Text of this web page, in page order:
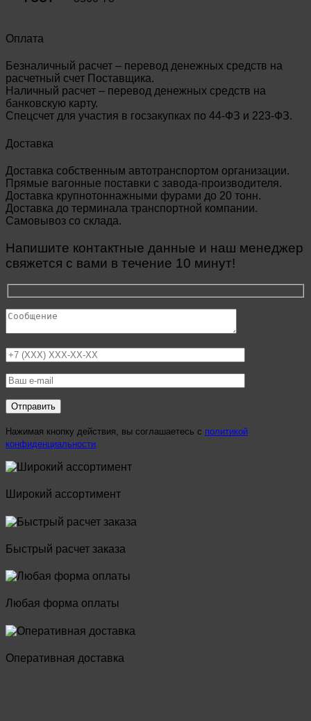
Оплата
Безналичный расчет – перевод денежных средств на
расчетный счет Поставщика.
Наличный расчет – перевод денежных средств на
банковскую карту.
Спецсчет для участия в госзакупках по 44-ФЗ и 223-ФЗ.
Доставка
Доставка собственным автотранспортом организации.
Прямые вагонные поставки с завода-производителя.
Доставка крупнотоннажными фурами до 20 тонн.
Доставка до терминала транспортной компании.
Самовывоз со склада.
Напишите контактные данные и наш менеджер
свяжется с вами в течение 10 минут!
Нажимая кнопку действия, вы соглашаетесь с политикой
конфиденциальности
Широкий ассортимент
Быстрый расчет заказа
Любая форма оплаты
Оперативная доставка